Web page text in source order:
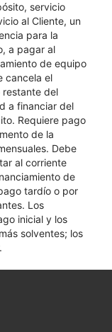
servicio
al Cliente, un
para la
a pagar al
de equipo
cancela el
restante del
a financiar del
Requiere pago
de la
Debe
al corriente
de
tardío o por
Los
inicial y los
solventes; los